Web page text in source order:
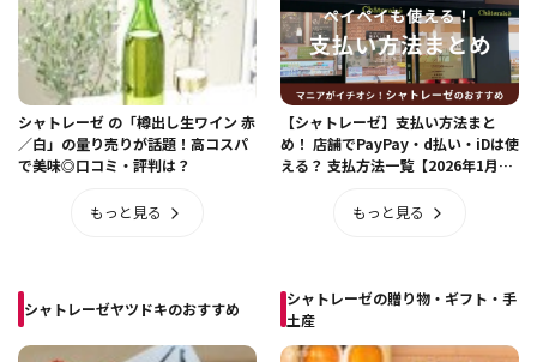
シャトレーゼ の「樽出し生ワイン 赤
／白」の量り売りが話題！高コスパ
で美味◎口コミ・評判は？
もっと見る
【シャトレーゼ】支払い方法まと
め！ 店舗でPayPay・d払い・iDは使
える？ 支払方法一覧【2026年1月最
もっと見る
シャトレーゼヤツドキのおすすめ
シャトレーゼの贈り物・ギフト・手
土産